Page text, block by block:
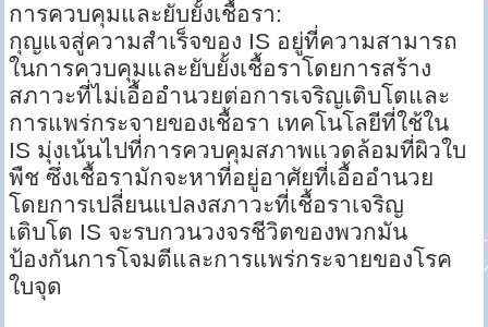
การควบคุมและยับยั้งเชื้อรา:
กุญแจสู่ความสำเร็จของ IS อยู่ที่ความสามารถ
ในการควบคุมและยับยั้งเชื้อราโดยการสร้าง
สภาวะที่ไม่เอื้ออำนวยต่อการเจริญเติบโตและ
การแพร่กระจายของเชื้อรา เทคโนโลยีที่ใช้ใน
IS มุ่งเน้นไปที่การควบคุมสภาพแวดล้อมที่ผิวใบ
พืช ซึ่งเชื้อรามักจะหาที่อยู่อาศัยที่เอื้ออำนวย
โดยการเปลี่ยนแปลงสภาวะที่เชื้อราเจริญ
เติบโต IS จะรบกวนวงจรชีวิตของพวกมัน
ป้องกันการโจมตีและการแพร่กระจายของโรค
ใบจุด